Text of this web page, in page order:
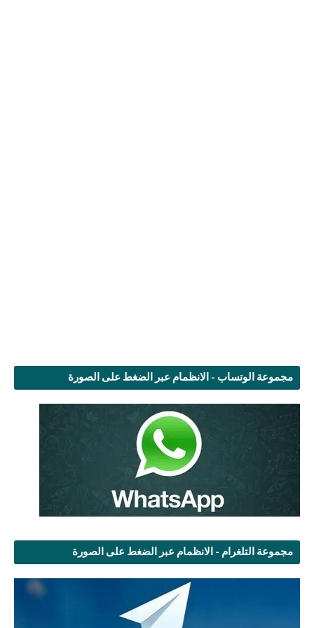
مجموعة الوتساب - الانظمام عبر الضغط على الصورة
مجموعة التلغرام - الانظمام عبر الضغط على الصورة